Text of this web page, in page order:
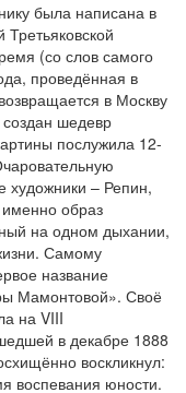
была написана в
Третьяковской
(со слов самого
проведённая в
в Москву
шедевр
послужила 12-
художники – Репин,
образ
на одном дыхании,
Самому
название
Мамонтовой». Своё
на VIII
в декабре 1888
воскликнул:
воспевания юности.